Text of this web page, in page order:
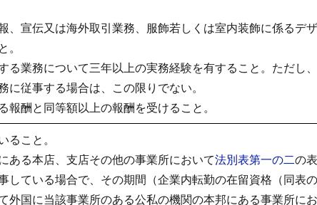
宣伝又は海外取引業務、服飾若しくは室内装飾に係るデ
業務について三年以上の実務経験を有すること。ただし
従事する場合は、この限りでない。
酬と同等額以上の報酬を受けること。
こと。
る本店、支店その他の事業所において法別表第一の二の
している場合で、その期間（企業内転勤の在留資格（同表
外国に当該事業所のある公私の機関の本邦にある事業所に